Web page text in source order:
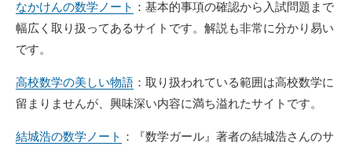
なかけんの数学ノート ：基本的事項の確認から入試問題まで
幅広く取り扱ってあるサイトです。解説も非常に分かり易い
です。
高校数学の美しい物語 ：取り扱われている範囲は高校数学に
留まりませんが、興味深い内容に満ち溢れたサイトです。
結城浩の数学ノート ：『数学ガール』著者の結城浩さんのサ